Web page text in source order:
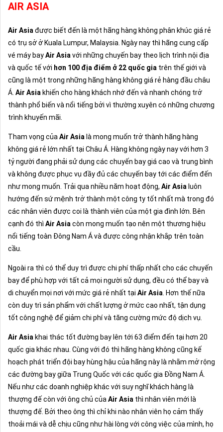
AIR ASIA
Air Asiađược biết đến là một hãng hàng không phân khúc giá rẻ
có trụ sở ở Kuala Lumpur, Malaysia. Ngày nay thì hãng cung cấp
vé máy bayAir Asiavới những chuyến bay theo lịch trình nội địa
và quốc tế với hơn 100 địa điểm ở 22 quốc gia trên thế giới và
cũng là một trong những hãng hàng không giá rẻ hàng đầu châu
Á. Air Asia khiến cho hàng khách nhớ đến và nhanh chóng trở
thành phổ biến và nổi tiếng bởi vì thường xuyên có những chương
trình khuyến mãi.
Tham vọng củaAir Asia là mong muốn trở thành hãng hàng
không giá rẻ lớn nhất tại Châu Á. Hàng không ngày nay với hơn 3
tỷ người đang phải sử dụng các chuyến bay giá cao và trung bình
và không được phục vụ đầy đủ các chuyến bay tới các điểm đến
như mong muốn. Trải qua nhiều năm hoạt động, Air Asia luôn
hướng đến sứ mệnh trở thành một công ty tốt nhất mà trong đó
các nhân viên được coi là thành viên của một gia đình lớn. Bên
cạnh đó thì Air Asiacòn mong muốn tạo nên một thương hiệu
nổi tiếng toàn Đông Nam Á và được công nhận khắp trên toàn
cầu.
Ngoài ra thì có thể duy trì được chi phí thấp nhất cho các chuyến
bay để phù hợp với tất cả mọi người sử dụng, đều có thể bay và
di chuyển mọi nơi với mức giá rẻ nhất tại Air Asia. Hơn thế nữa
còn duy trì sản phẩm với chất lượng ở mức cao nhất, tận dụng
tốt công nghệ để giảm chi phí và tăng cường mức độ dịch vụ.
Air Asia khai thác tốt đường bay lên tới 63 điểm đến tại hơn 20
quốc gia khác nhau. Cùng với đó thì hãng hàng không cũng kế
hoạch phát triển đội bay hùng hậu của hãng này là nhằm mở rộng
các đường bay giữa Trung Quốc với các quốc gia Đồng Nam Á.
Nếu như các doanh nghiệp khác với suy nghĩ khách hàng là
thượng đế còn với ông chủ củaAir Asia thì nhân viên mới là
thượng đế. Bởi theo ông thì chỉ khi nào nhân viên họ cảm thấy
thoải mái và dễ chịu cũng như hài lòng với công việc của mình, họ